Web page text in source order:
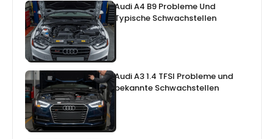
Audi A4 B9 Probleme Und
Typische Schwachstellen
Audi A3 1.4 TFSI Probleme und
bekannte Schwachstellen